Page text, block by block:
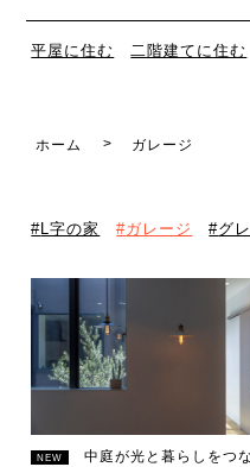
平屋に住む 二階建てに住む
ホーム ガレージ
L字の家 ガレージ グ
NEW
中庭が光と暮らしをつな